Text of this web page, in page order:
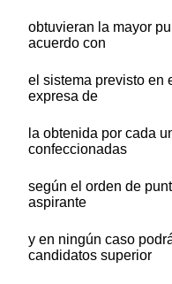
obtuvieran la mayor
acuerdo con
el sistema previsto en
expresa de
la obtenida por cada
confeccionadas
según el orden de
aspirante
y en ningún caso
candidatos superior